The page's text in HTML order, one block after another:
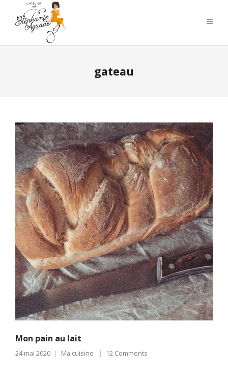
gateau
Mon pain au lait
24 mai 2020 Ma cuisine 12 Comments